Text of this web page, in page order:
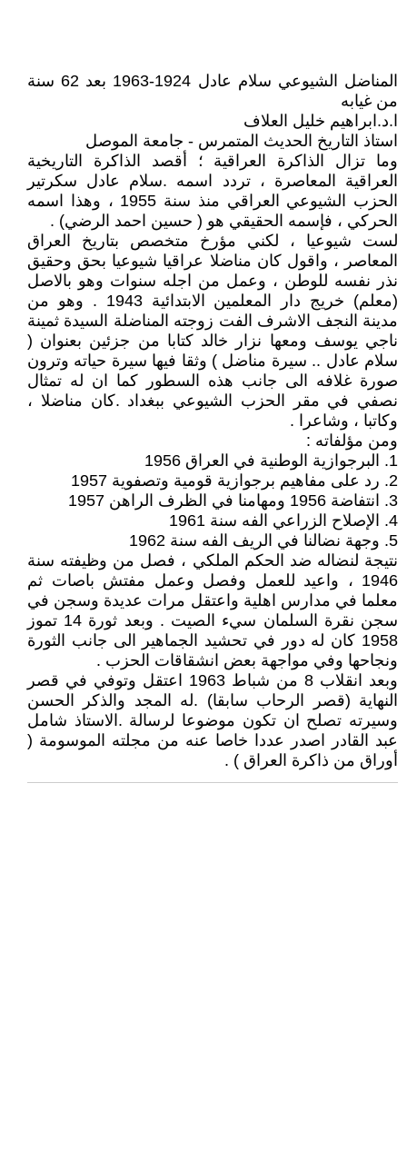
المناضل الشيوعي سلام عادل 1924-1963 بعد 62 سنة
من غيابه
ا.د.ابراهيم خليل العلاف
استاذ التاريخ الحديث المتمرس - جامعة الموصل
وما تزال الذاكرة العراقية ؛ أقصد الذاكرة التاريخية
العراقية المعاصرة ، تردد اسمه .سلام عادل سكرتير
الحزب الشيوعي العراقي منذ سنة 1955 ، وهذا اسمه
الحركي ، فإسمه الحقيقي هو ( حسين احمد الرضي) .
لست شيوعيا ، لكني مؤرخ متخصص بتاريخ العراق
المعاصر ، واقول كان مناضلا عراقيا شيوعيا بحق وحقيق
نذر نفسه للوطن ، وعمل من اجله سنوات وهو بالاصل
(معلم) خريج دار المعلمين الابتدائية 1943 . وهو من
مدينة النجف الاشرف الفت زوجته المناضلة السيدة ثمينة
ناجي يوسف ومعها نزار خالد كتابا من جزئين بعنوان (
سلام عادل .. سيرة مناضل ) وثقا فيها سيرة حياته وترون
صورة غلافه الى جانب هذه السطور كما ان له تمثال
نصفي في مقر الحزب الشيوعي ببغداد .كان مناضلا ،
وكاتبا ، وشاعرا .
ومن مؤلفاته :
1. البرجوازية الوطنية في العراق 1956
2. رد على مفاهيم برجوازية قومية وتصفوية 1957
3. انتفاضة 1956 ومهامنا في الظرف الراهن 1957
4. الإصلاح الزراعي الفه سنة 1961
5. وجهة نضالنا في الريف الفه سنة 1962
نتيجة لنضاله ضد الحكم الملكي ، فصل من وظيفته سنة
1946 ، واعيد للعمل وفصل وعمل مفتش باصات ثم
معلما في مدارس اهلية واعتقل مرات عديدة وسجن في
سجن نقرة السلمان سيء الصيت . وبعد ثورة 14 تموز
1958 كان له دور في تحشيد الجماهير الى جانب الثورة
ونجاحها وفي مواجهة بعض انشقاقات الحزب .
وبعد انقلاب 8 من شباط 1963 اعتقل وتوفي في قصر
النهاية (قصر الرحاب سابقا) .له المجد والذكر الحسن
وسيرته تصلح ان تكون موضوعا لرسالة .الاستاذ شامل
عبد القادر اصدر عددا خاصا عنه من مجلته الموسومة (
أوراق من ذاكرة العراق ) .